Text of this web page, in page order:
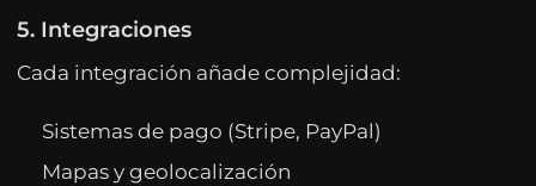
5. Integraciones
Cada integración añade complejidad:
Sistemas de pago (Stripe, PayPal)
Mapas y geolocalización